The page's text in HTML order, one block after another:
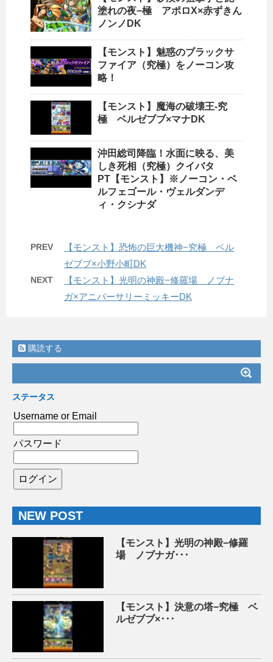
塗れの夜−極 アポロX×赤ずきん
ノンノDK
【モンスト】魅惑のブラックサ
ファイア（究極）をノーコン攻
略！
【モンスト】魔海の破壊王-究
極 ベルゼブブ×マナDK
沖田総司降臨！水面に映る、美
しき死相（究極）クイバタ
PT【モンスト】※ノーコン・ベ
ルフェゴール・ヴェルダンデ
ィ・クシナダ
PREV
【モンスト】恐怖の巨大機神−究極 ベル
ゼブブ×小野小町DK
NEXT
【モンスト】光明の神殿−修羅場 ノブナ
ガ×アニバーサリーミッキーDK
購読する
ステータス
Username or Email
パスワード
NEW POST
【モンスト】光明の神殿−修羅
場 ノブナガ･･･
【モンスト】決意の塔−究極 ベ
ルゼブブ×･･･